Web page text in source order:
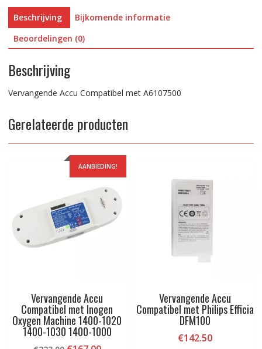
Beschrijving
Bijkomende informatie
Beoordelingen (0)
Beschrijving
Vervangende Accu Compatibel met A6107500
Gerelateerde producten
AANBIEDING!
Vervangende Accu
Compatibel met Inogen
Oxygen Machine 1400-1020
1400-1030 1400-1000
Vervangende Accu
Compatibel met Philips Efficia
DFM100
€142.50